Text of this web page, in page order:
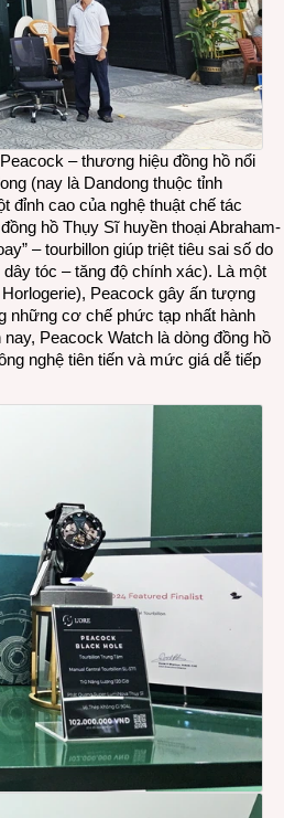
Peacock – thương hiệu đồng hồ nổi
(nay là Dandong thuộc tỉnh
đỉnh cao của nghệ thuật chế tác
hồ Thụy Sĩ huyền thoại Abraham-
– tourbillon giúp triệt tiêu sai số do
tóc – tăng độ chính xác). Là một
Peacock gây ấn tượng
những cơ chế phức tạp nhất hành
Peacock Watch là dòng đồng hồ
nghệ tiên tiến và mức giá dễ tiếp